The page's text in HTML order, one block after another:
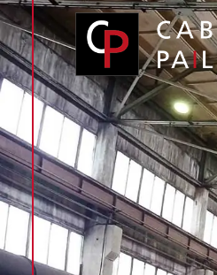
Panneau de gestion des cookies